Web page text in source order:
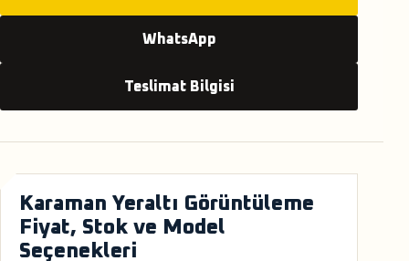
WhatsApp
Teslimat Bilgisi
Karaman Yeraltı Görüntüleme
Fiyat, Stok ve Model
Seçenekleri